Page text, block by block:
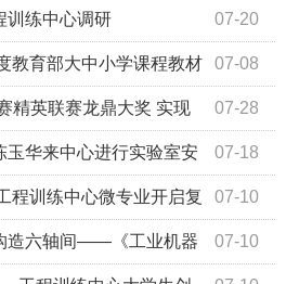
07-20
训练中心调研
07-08
教育部大中小学课程教材
07-28
精英联赛龙鼎大奖 实现
07-18
玉华来中心进行实验室安
07-10
程训练中心微专业开启复
07-10
造六轴间——《工业机器